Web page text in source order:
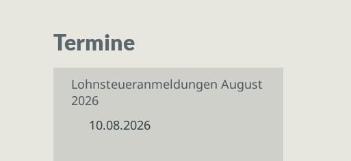
Termine
Lohnsteueranmeldungen August
2026
10.08.2026